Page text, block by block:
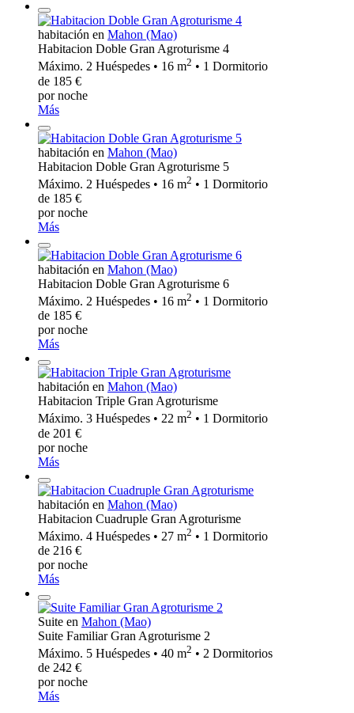
habitación en Mahon (Mao)
Habitacion Doble Gran Agroturisme 4
Máximo. 2 Huéspedes • 16 m2 • 1 Dormitorio
de 185 €
por noche
Más
habitación en Mahon (Mao)
Habitacion Doble Gran Agroturisme 5
Máximo. 2 Huéspedes • 16 m2 • 1 Dormitorio
de 185 €
por noche
Más
habitación en Mahon (Mao)
Habitacion Doble Gran Agroturisme 6
Máximo. 2 Huéspedes • 16 m2 • 1 Dormitorio
de 185 €
por noche
Más
habitación en Mahon (Mao)
Habitacion Triple Gran Agroturisme
Máximo. 3 Huéspedes • 22 m2 • 1 Dormitorio
de 201 €
por noche
Más
habitación en Mahon (Mao)
Habitacion Cuadruple Gran Agroturisme
Máximo. 4 Huéspedes • 27 m2 • 1 Dormitorio
de 216 €
por noche
Más
Suite en Mahon (Mao)
Suite Familiar Gran Agroturisme 2
Máximo. 5 Huéspedes • 40 m2 • 2 Dormitorios
de 242 €
por noche
Más